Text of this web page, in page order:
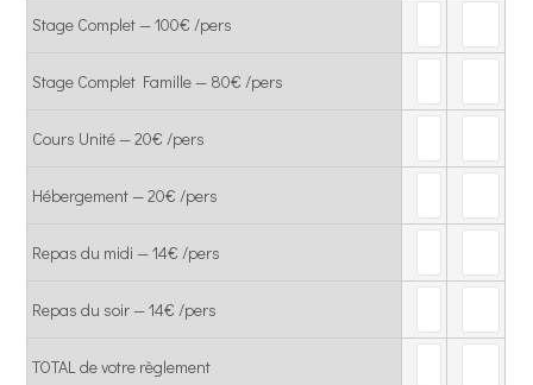
Stage Complet — 100€ /pers
Stage Complet Famille — 80€ /pers
Cours Unité — 20€ /pers
Hébergement — 20€ /pers
Repas du midi — 14€ /pers
Repas du soir — 14€ /pers
TOTAL de votre règlement